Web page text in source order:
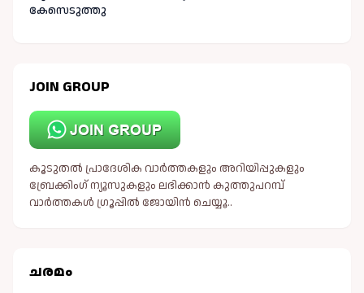
കേസെടുത്തു
JOIN GROUP
കൂടുതൽ പ്രാദേശിക വാർത്തകളും അറിയിപ്പുകളും
ബ്രേക്കിംഗ് ന്യൂസുകളും ലഭിക്കാൻ കുത്തുപറമ്പ്
വാർത്തകൾ ഗ്രൂപ്പിൽ ജോയിൻ ചെയ്യൂ..
ചരമം